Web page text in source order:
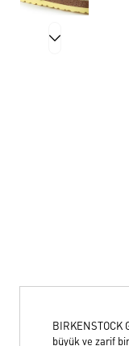
BIRKENSTOCK
büyük ve zarif